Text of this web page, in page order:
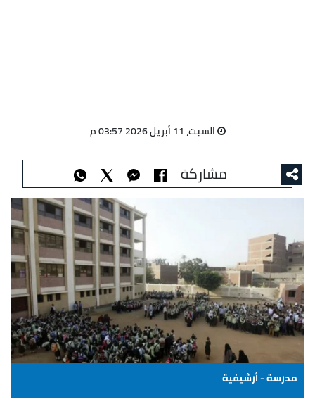
السبت، 11 أبريل 2026 03:57 م
مشاركة
مدرسة - أرشيفية